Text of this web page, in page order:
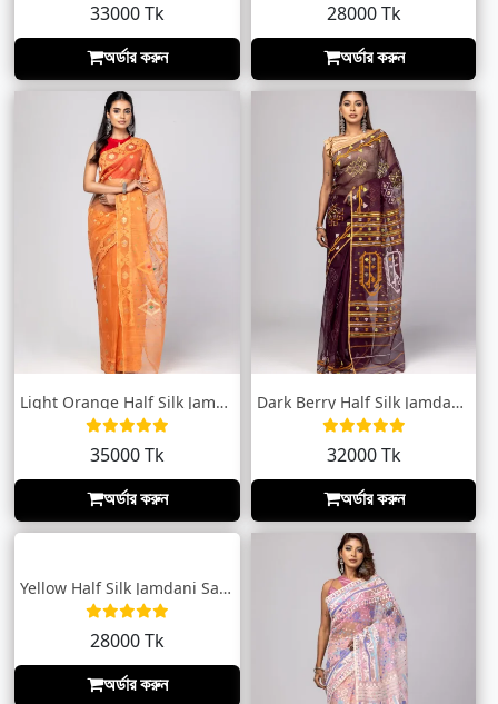
33000 Tk
অর্ডার করুন
28000 Tk
অর্ডার করুন
Light Orange Half Silk Jamdani Saree
35000 Tk
অর্ডার করুন
Dark Berry Half Silk Jamdani Saree
32000 Tk
অর্ডার করুন
Yellow Half Silk Jamdani Saree
28000 Tk
অর্ডার করুন